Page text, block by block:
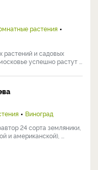
растения
растений и садовых
успешно растут ...
Виноград
24 сорта земляники,
и американской), ...